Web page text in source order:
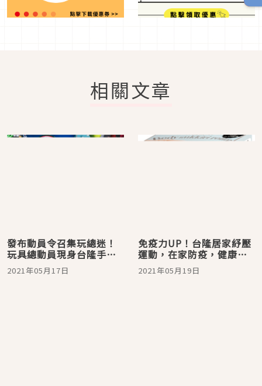
相關文章
發布動員令召集玩總迷！
玩具總動員現身台隆手創
館 ，玩心販賣部必買商品
先睹為快！
2021年05月17日
免疫力UP！台隆居家紓壓
運動，在家防疫，健康有
力，粉絲團線上直播，夏
季必備好物一次看
2021年05月19日